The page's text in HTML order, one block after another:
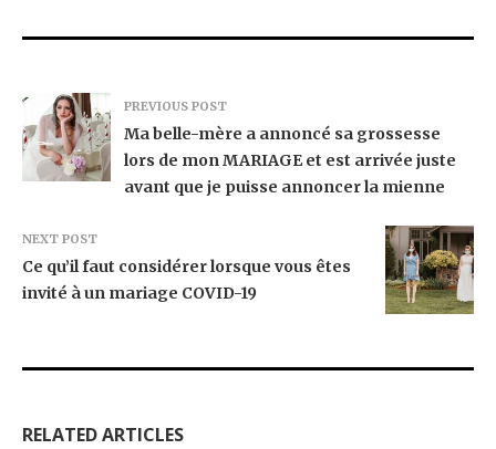
PREVIOUS POST
Ma belle-mère a annoncé sa grossesse
lors de mon MARIAGE et est arrivée juste
avant que je puisse annoncer la mienne
NEXT POST
Ce qu’il faut considérer lorsque vous êtes
invité à un mariage COVID-19
RELATED ARTICLES